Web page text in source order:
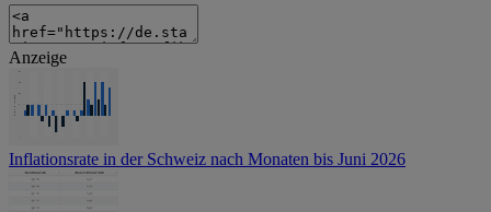
Anzeige
Inflationsrate in der Schweiz nach Monaten bis Juni 2026